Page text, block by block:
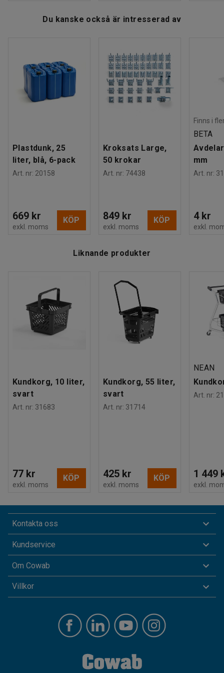
Du kanske också är intresserad av
Plastdunk, 25
liter, blå, 6-pack
Art. nr: 20158
669 kr
exkl. moms
KÖP
Kroksats Large,
50 krokar
Art. nr: 74438
849 kr
exkl. moms
KÖP
Finns i
BETA
mm
Art. nr:
4 kr
exkl.
Liknande produkter
Kundkorg, 10 liter,
svart
Art. nr: 31683
77 kr
exkl. moms
KÖP
Kundkorg, 55 liter,
svart
Art. nr: 31714
425 kr
exkl. moms
KÖP
NEAN
Art. nr:
1 449
exkl.
Kontakta oss
Kundservice
Om Cowab
Villkor